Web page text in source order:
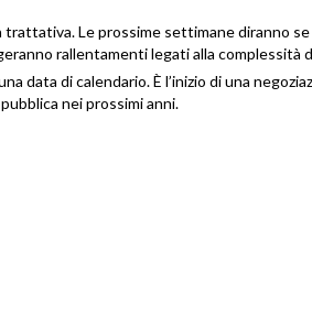
Le prossime settimane diranno
rallentamenti legati alla complessità
data di calendario. È l’inizio di una
nei prossimi anni.